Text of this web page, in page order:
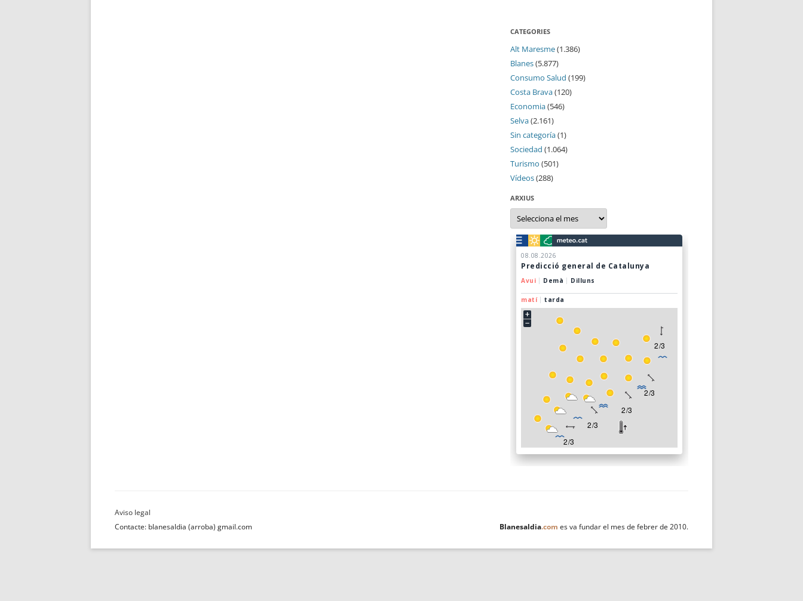
CATEGORIES
Alt Maresme(1.386)
Blanes(5.877)
Consumo Salud (199)
Costa Brava(120)
Economia(546)
Selva(2.161)
Sin categoría(1)
Sociedad (1.064)
Turismo (501)
Vídeos(288)
ARXIUS
Arxius
Contacte: blanesaldia (arroba) gmail.com Blanesaldia.com es va fundar el mes de febrer de 2010.